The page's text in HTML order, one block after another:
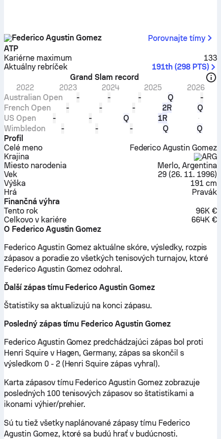
Federico Agustin Gomez
Porovnajte tímy
ATP
Kariérne maximum
133
Aktuálny rebríček
191th (298 PTS)
Grand Slam record
2022
2023 2024 2025
2026
Australian Open
- - - Q
-
French Open
- - - 2R
Q
US Open
- - Q
1R
Wimbledon
- - - Q
Q
Profil
Celé meno
Federico Agustin Gomez
Krajina
ARG
Miesto narodenia
Merlo, Argentina
Vek
29 (26. 11. 1996)
Výška
191 cm
Hrá
Pravák
Finančná výhra
Tento rok
96K €
Celkovo v kariére
664K €
O Federico Agustin Gomez
Federico Agustin Gomez aktuálne skóre, výsledky, rozpis
zápasov a poradie zo všetkých tenisových turnajov, ktoré
Federico Agustin Gomez odohral.
Ďalší zápas tímu Federico Agustin Gomez
Štatistiky sa aktualizujú na konci zápasu.
Posledný zápas tímu Federico Agustin Gomez
Federico Agustin Gomez predchádzajúci zápas bol proti
Henri Squire v Hagen, Germany, zápas sa skončil s
výsledkom 0 - 2 (Henri Squire zápas vyhral).
Karta zápasov tímu Federico Agustin Gomez zobrazuje
posledných 100 tenisových zápasov so štatistikami a
ikonami výhier/prehier.
Sú tu tiež všetky naplánované zápasy tímu Federico
Agustin Gomez, ktoré sa budú hrať v budúcnosti.